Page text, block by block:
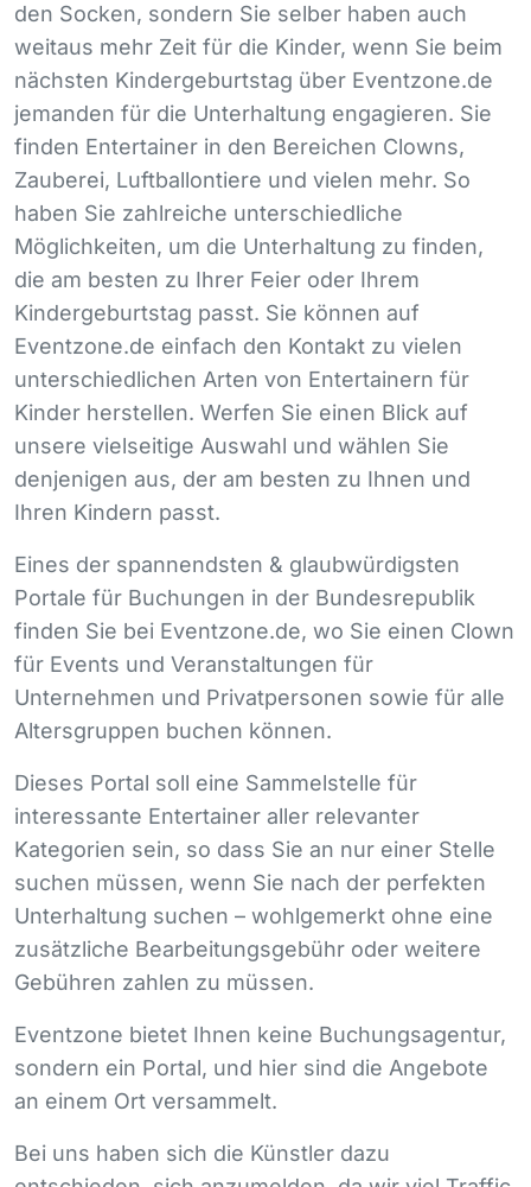
den Socken, sondern Sie selber haben auch
weitaus mehr Zeit für die Kinder, wenn Sie beim
nächsten Kindergeburtstag über Eventzone.de
jemanden für die Unterhaltung engagieren. Sie
finden Entertainer in den Bereichen Clowns,
Zauberei, Luftballontiere und vielen mehr. So
haben Sie zahlreiche unterschiedliche
Möglichkeiten, um die Unterhaltung zu finden,
die am besten zu Ihrer Feier oder Ihrem
Kindergeburtstag passt. Sie können auf
Eventzone.de einfach den Kontakt zu vielen
unterschiedlichen Arten von Entertainern für
Kinder herstellen. Werfen Sie einen Blick auf
unsere vielseitige Auswahl und wählen Sie
denjenigen aus, der am besten zu Ihnen und
Ihren Kindern passt.
Eines der spannendsten & glaubwürdigsten
Portale für Buchungen in der Bundesrepublik
finden Sie bei Eventzone.de, wo Sie einen Clown
für Events und Veranstaltungen für
Unternehmen und Privatpersonen sowie für alle
Altersgruppen buchen können.
Dieses Portal soll eine Sammelstelle für
interessante Entertainer aller relevanter
Kategorien sein, so dass Sie an nur einer Stelle
suchen müssen, wenn Sie nach der perfekten
Unterhaltung suchen – wohlgemerkt ohne eine
zusätzliche Bearbeitungsgebühr oder weitere
Gebühren zahlen zu müssen.
Eventzone bietet Ihnen keine Buchungsagentur,
sondern ein Portal, und hier sind die Angebote
an einem Ort versammelt.
Bei uns haben sich die Künstler dazu